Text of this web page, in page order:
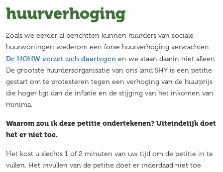
huurverhoging
Zoals we eerder al berichtten kunnen huurders van sociale
huurwoningen wederom een forse huurverhoging verwachten.
De HOHW verzet zich daartegen en we staan daarin niet alleen.
De grootste huurdersorganisatie van ons land SHY is een petitie
gestart om te protesteren tegen een verhoging van de huurprijs
die hoger ligt dan de inflatie en de stijging van het inkomen van
minima.
Waarom zou ik deze petitie ondertekenen? Uiteindelijk doet
het er niet toe.
Het kost u slechts 1 of 2 minuten van uw tijd om de petitie in te
vullen. Het invullen van de petitie doet er inderdaad niet toe